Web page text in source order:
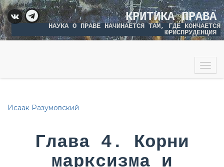
КРИТИКА ПРАВА
НАУКА О ПРАВЕ НАЧИНАЕТСЯ ТАМ, ГДЕ КОНЧАЕТСЯ
ЮРИСПРУДЕНЦИЯ
Исаак Разумовский
Глава 4. Корни
марксизма и